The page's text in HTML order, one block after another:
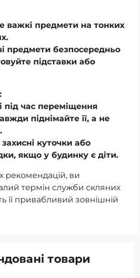
важкі предмети на тонких
предмети безпосередньо
підставки або
під час переміщення
піднімайте її, а не
куточки або
якщо у будинку є діти.
ви
термін служби скляних
її привабливий зовнішній
товари